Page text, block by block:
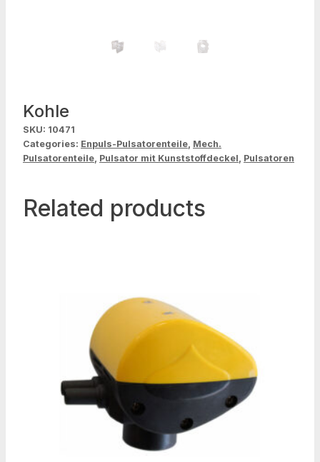
Kohle
SKU: 10471
Categories: Enpuls-Pulsatorenteile, Mech.
Pulsatorenteile, Pulsator mit Kunststoffdeckel, Pulsatoren
Related products